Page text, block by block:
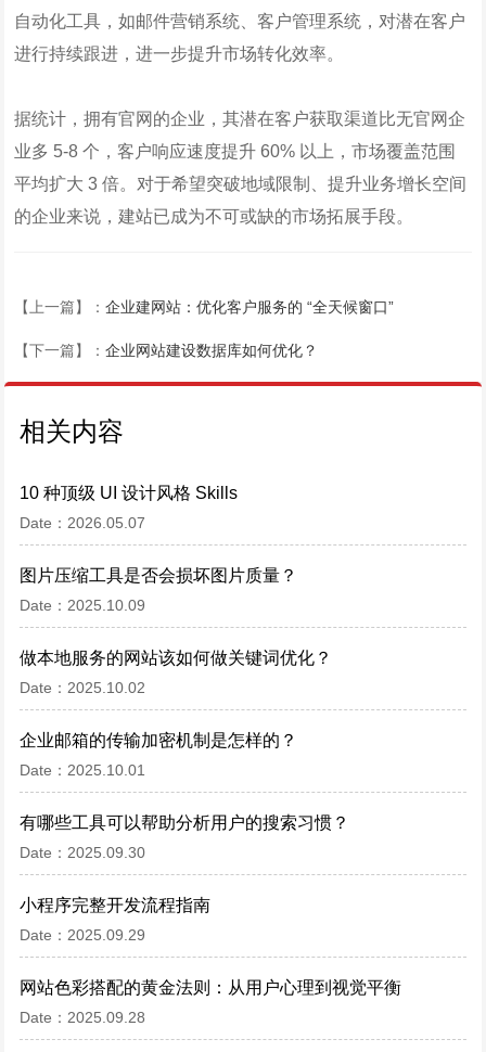
自动化工具，如邮件营销系统、客户管理系统，对潜在客户
进行持续跟进，进一步提升市场转化效率。​
据统计，拥有官网的企业，其潜在客户获取渠道比无官网企
业多 5-8 个，客户响应速度提升 60% 以上，市场覆盖范围
平均扩大 3 倍。对于希望突破地域限制、提升业务增长空间
的企业来说，建站已成为不可或缺的市场拓展手段。
【上一篇】：企业建网站：优化客户服务的 “全天候窗口”
【下一篇】：企业网站建设数据库如何优化？
相关内容
10 种顶级 UI 设计风格 Skills
Date：2026.05.07
图片压缩工具是否会损坏图片质量？
Date：2025.10.09
做本地服务的网站该如何做关键词优化？
Date：2025.10.02
企业邮箱的传输加密机制是怎样的？
Date：2025.10.01
有哪些工具可以帮助分析用户的搜索习惯？
Date：2025.09.30
小程序完整开发流程指南
Date：2025.09.29
网站色彩搭配的黄金法则：从用户心理到视觉平衡
Date：2025.09.28